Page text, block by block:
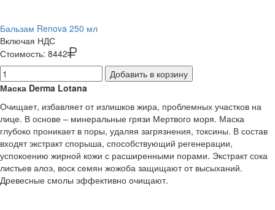
Бальзам Renova 250 мл
Включая НДС
Стоимость: 8442
Добавить в корзину
Маска Derma Lotana
Очищает, избавляет от излишков жира, проблемных участков на
лице. В основе – минеральные грязи Мертвого моря. Маска
глубоко проникает в поры, удаляя загрязнения, токсины. В состав
входят экстракт спорыша, способствующий регенерации,
успокоению жирной кожи с расширенными порами. Экстракт сока
листьев алоэ, воск семян жожоба защищают от высыханий.
Древесные смолы эффективно очищают.